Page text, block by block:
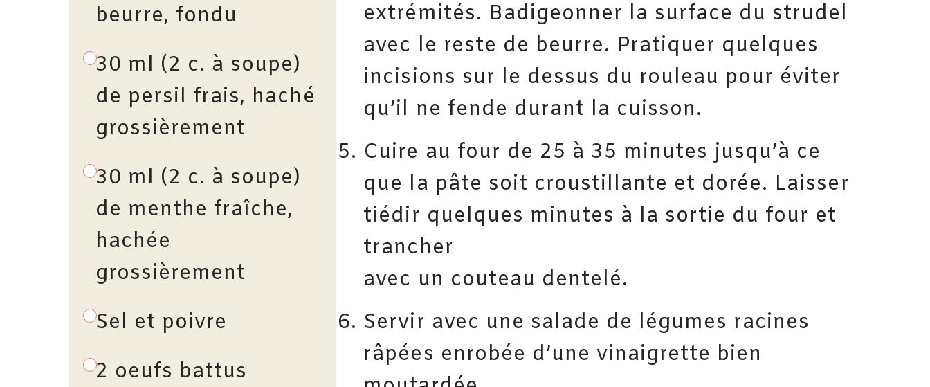
beurre, fondu
30 ml (2 c. à soupe)
de persil frais, haché
grossièrement
30 ml (2 c. à soupe)
de menthe fraîche,
hachée
grossièrement
Sel et poivre
2 oeufs battus
extrémités. Badigeonner la surface du strudel
avec le reste de beurre. Pratiquer quelques
incisions sur le dessus du rouleau pour éviter
qu’il ne fende durant la cuisson.
Cuire au four de 25 à 35 minutes jusqu’à ce
que la pâte soit croustillante et dorée. Laisser
tiédir quelques minutes à la sortie du four et
trancher
avec un couteau dentelé.
Servir avec une salade de légumes racines
râpées enrobée d’une vinaigrette bien